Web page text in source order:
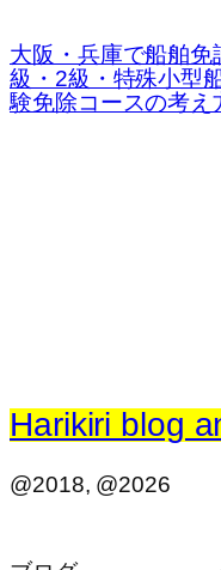
大阪・兵庫で船舶
級・2級・特殊小型
験免除コースの考え
Harikiri blog
@2018, @2026